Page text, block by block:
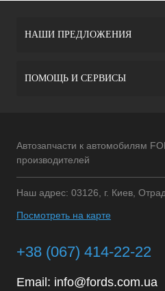
НАШИ ПРЕДЛОЖЕНИЯ
ПОМОЩЬ И СЕРВИСЫ
Автозапчасти к автомобилям
производителей
Наш адрес: 03126, г. Киев,
Посмотреть на карте
+38 (067) 414-22-22
Email: info@fords.com.ua